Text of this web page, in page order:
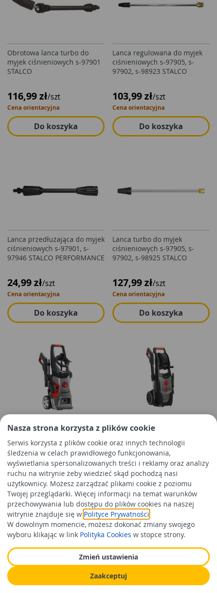
Nasza strona korzysta z plików cookie
Serwis korzysta z plików cookie oraz innych technologii
śledzenia w celach prawidłowego funkcjonowania,
wyświetlania spersonalizowanych treści i reklamy oraz analizy
ruchu na witrynie żeby wiedzieć skąd pochodzą nasi
użytkownicy. Możesz zarządzać plikami cookie z poziomu
Twojej przeglądarki. Więcej informacji na temat warunków
przechowywania lub dostępu do plików cookies na naszej
witrynie znajduje się w Polityce Prywatności
W dowolnym momencie, możesz dokonać zmiany swojego
wyboru klikając w link Polityka Cookies w stopce strony.
Zmień ustawienia
Zaakceptuj
Obrotowa lanca turbo do
myjek ciśnieniowych s-97901
STALCO
116,99 zł/szt
Cena orientacyjna
Do koszyka
Lanca regulowana do myjek
ciśnieniowych s-97905, s-
97902, s-98923 STALCO
103,99 zł/szt
Cena orientacyjna
Do koszyka
Lanca przedłużająca do myjek
ciśnieniowych s-97901, s-
97946 STALCO PERFORMANCE
24,99 zł/szt
Cena orientacyjna
Do koszyka
Lanca turbo do myjek
ciśnieniowych s-97905, s-
97902, s-98925 STALCO
127,99 zł/szt
Cena orientacyjna
Do koszyka
Myjka wysokociśnieniowa
519,99 zł/szt
Cena orientacyjna
Do koszyka
Myjka wysokociśnieniowa
963,99 zł/szt
Cena orientacyjna
Do koszyka